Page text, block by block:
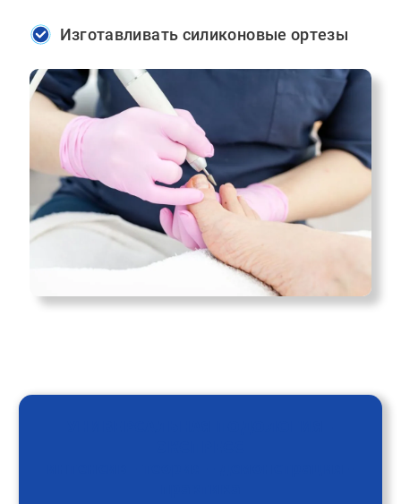
Изготавливать силиконовые ортезы